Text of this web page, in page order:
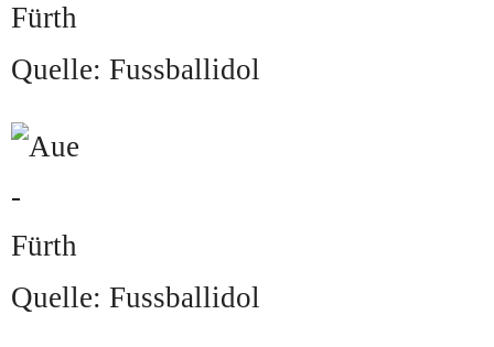
Quelle: Fussballidol
Quelle: Fussballidol